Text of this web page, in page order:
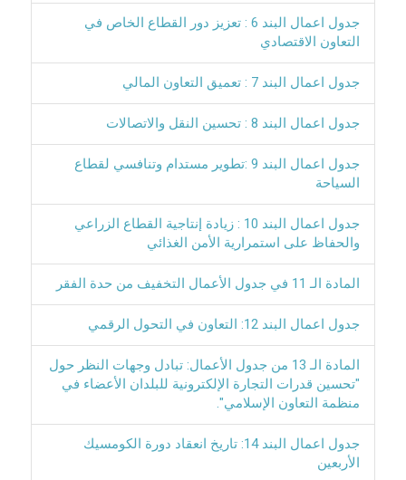
جدول اعمال البند 6 : تعزيز دور القطاع الخاص في
التعاون الاقتصادي
جدول اعمال البند 7 : تعميق التعاون المالي
جدول اعمال البند 8 : تحسين النقل والاتصالات
جدول اعمال البند 9 :تطوير مستدام وتنافسي لقطاع
السياحة
جدول اعمال البند 10 : زيادة إنتاجية القطاع الزراعي
والحفاظ على استمرارية الأمن الغذائي
المادة الـ 11 في جدول الأعمال التخفيف من حدة الفقر
جدول اعمال البند 12: التعاون في التحول الرقمي
المادة الـ 13 من جدول الأعمال: تبادل وجهات النظر حول
"تحسين قدرات التجارة الإلكترونية للبلدان الأعضاء في
منظمة التعاون الإسلامي".
جدول اعمال البند 14: تاريخ انعقاد دورة الكومسيك
الأربعين